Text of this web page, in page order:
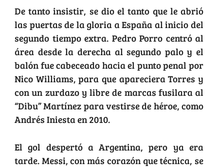
De tanto insistir, se dio el tanto que le abrió
las puertas de la gloria a España al inicio del
segundo tiempo extra. Pedro Porro centró al
área desde la derecha al segundo palo y el
balón fue cabeceado hacia el punto penal por
Nico Williams, para que apareciera Torres y
con un zurdazo y libre de marcas fusilara al
“Dibu” Martínez para vestirse de héroe, como
Andrés Iniesta en 2010.
El gol despertó a Argentina, pero ya era
tarde. Messi, con más corazón que técnica, se